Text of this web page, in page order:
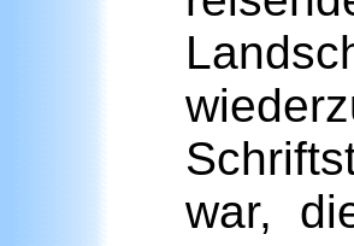
war,